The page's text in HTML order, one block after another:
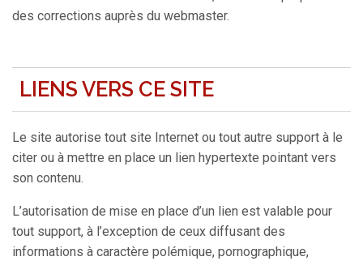
des corrections auprès du webmaster.
LIENS VERS CE SITE
Le site autorise tout site Internet ou tout autre support à le
citer ou à mettre en place un lien hypertexte pointant vers
son contenu.
L’autorisation de mise en place d’un lien est valable pour
tout support, à l’exception de ceux diffusant des
informations à caractère polémique, pornographique,